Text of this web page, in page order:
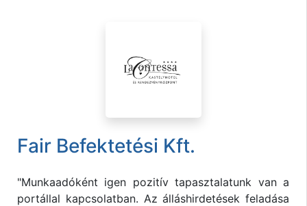
Fair Befektetési Kft.
"Munkaadóként igen pozitív tapasztalatunk van a
portállal kapcsolatban. Az álláshirdetések feladása